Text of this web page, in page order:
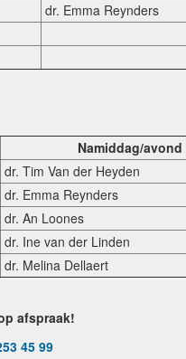
dr. Emma Reynders
Namiddag/avond
dr. Tim Van der Heyden
dr. Emma Reynders
dr. An Loones
dr. Ine van der Linden
dr. Melina Dellaert
afspraak!
45 99